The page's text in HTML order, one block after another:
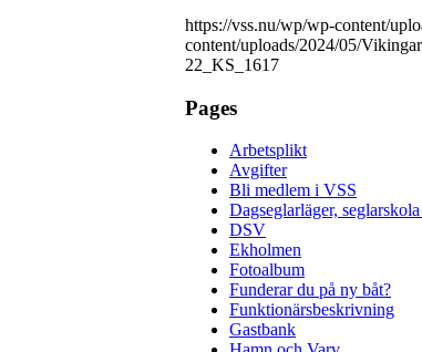
https://vss.nu/wp/wp-content/
content/uploads/2024/05/
22_KS_1617
Pages
Arbetsplikt
Avgifter
Bli medlem i VSS
Dagseglarläger,
DSV
Ekholmen
Fotoalbum
Funderar du på ny båt?
Funktionärsbeskrivning
Gastbank